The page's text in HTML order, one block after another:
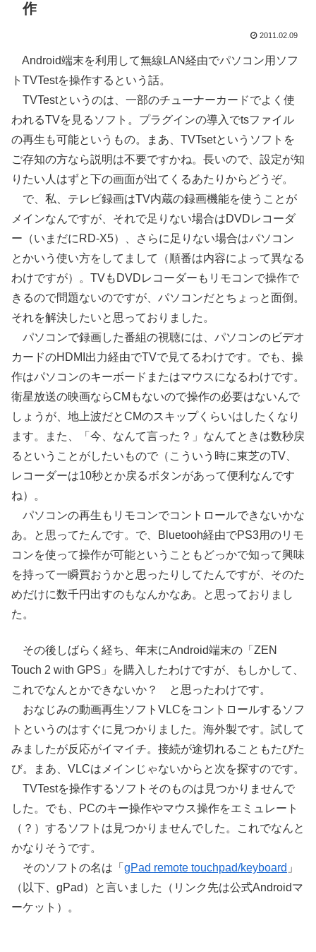
作
2011.02.09
Android端末を利用して無線LAN経由でパソコン用ソフ
トTVTestを操作するという話。
TVTestというのは、一部のチューナーカードでよく使
われるTVを見るソフト。プラグインの導入でtsファイル
の再生も可能というもの。まあ、TVTsetというソフトを
ご存知の方なら説明は不要ですかね。長いので、設定が知
りたい人はずと下の画面が出てくるあたりからどうぞ。
で、私、テレビ録画はTV内蔵の録画機能を使うことが
メインなんですが、それで足りない場合はDVDレコーダ
ー（いまだにRD-X5）、さらに足りない場合はパソコン
とかいう使い方をしてまして（順番は内容によって異なる
わけですが）。TVもDVDレコーダーもリモコンで操作で
きるので問題ないのですが、パソコンだとちょっと面倒。
それを解決したいと思っておりました。
パソコンで録画した番組の視聴には、パソコンのビデオ
カードのHDMI出力経由でTVで見てるわけです。でも、操
作はパソコンのキーボードまたはマウスになるわけです。
衛星放送の映画ならCMもないので操作の必要はないんで
しょうが、地上波だとCMのスキップくらいはしたくなり
ます。また、「今、なんて言った？」なんてときは数秒戻
るということがしたいもので（こういう時に東芝のTV、
レコーダーは10秒とか戻るボタンがあって便利なんです
ね）。
パソコンの再生もリモコンでコントロールできないかな
あ。と思ってたんです。で、Bluetooh経由でPS3用のリモ
コンを使って操作が可能ということもどっかで知って興味
を持って一瞬買おうかと思ったりしてたんですが、そのた
めだけに数千円出すのもなんかなあ。と思っておりまし
た。
その後しばらく経ち、年末にAndroid端末の「ZEN
Touch 2 with GPS」を購入したわけですが、もしかして、
これでなんとかできないか？ と思ったわけです。
おなじみの動画再生ソフトVLCをコントロールするソフ
トというのはすぐに見つかりました。海外製です。試して
みましたが反応がイマイチ。接続が途切れることもたびた
び。まあ、VLCはメインじゃないからと次を探すのです。
TVTestを操作するソフトそのものは見つかりませんで
した。でも、PCのキー操作やマウス操作をエミュレート
（？）するソフトは見つかりませんでした。これでなんと
かなりそうです。
そのソフトの名は「 gPad remote touchpad/keyboard 」
（以下、gPad）と言いました（リンク先は公式Androidマ
ーケット）。